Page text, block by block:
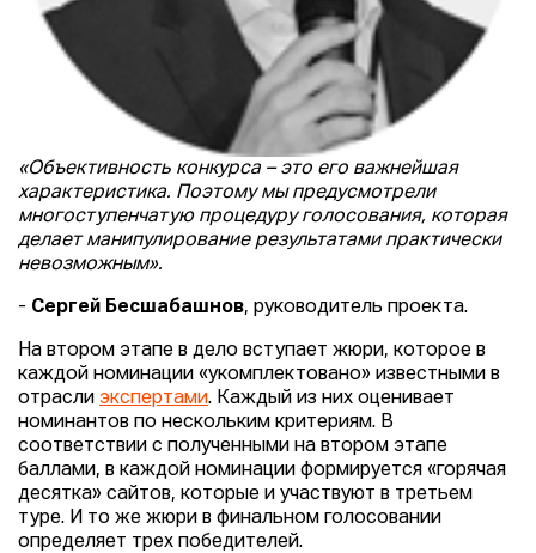
«Объективность конкурса – это его важнейшая
характеристика. Поэтому мы предусмотрели
многоступенчатую процедуру голосования, которая
делает манипулирование результатами практически
невозможным».
- Сергей Бесшабашнов, руководитель проекта.
На втором этапе в дело вступает жюри, которое в
каждой номинации «укомплектовано» известными в
отрасли экспертами. Каждый из них оценивает
номинантов по нескольким критериям. В
соответствии с полученными на втором этапе
баллами, в каждой номинации формируется «горячая
десятка» сайтов, которые и участвуют в третьем
туре. И то же жюри в финальном голосовании
определяет трех победителей.